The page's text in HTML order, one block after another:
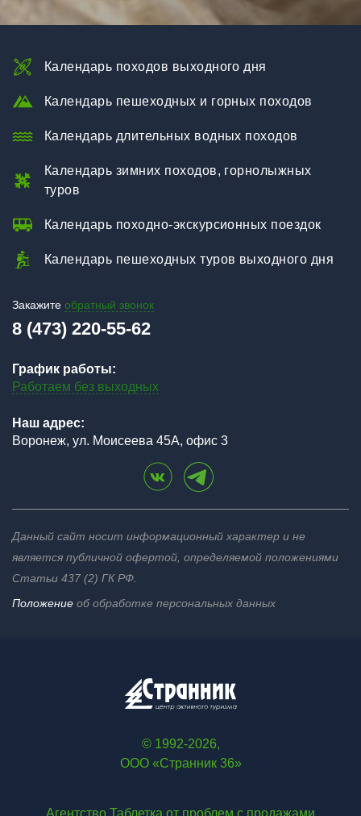
Календарь походов выходного дня
Календарь пешеходных и горных походов
Календарь длительных водных походов
Календарь зимних походов, горнолыжных
туров
Календарь походно-экскурсионных поездок
Календарь пешеходных туров выходного дня
Закажите обратный звонок
8 (473) 220-55-62
График работы:
Работаем без выходных
Наш адрес:
Воронеж, ул. Моисеева 45А, офис 3
Данный сайт носит информационный характер и не
является публичной офертой, определяемой положениями
Статьи 437 (2) ГК РФ.
Положение об обработке персональных данных
© 1992-2026,
ООО «Странник 36»
Агентство Таблетка от проблем с продажами